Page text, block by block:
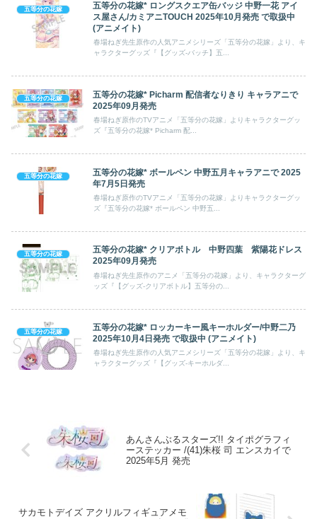
五等分の花嫁
五等分の花嫁* ロングスクエア缶バッジ 中野一花 アイ
ス屋さん/カミアニTOUCH 2025年10月発売 で取扱中
(アニメイト)
春場ねぎ先生原作の人気アニメシリーズ「五等分の花嫁」より、キ
ャラクターグッズ『【グッズ-バッチ】五...
五等分の花嫁
五等分の花嫁* Picharm 配信者なりきり キャラアニで
2025年09月発売
春場ねぎ原作のTVアニメ「五等分の花嫁」よりキャラクターグッ
ズ『五等分の花嫁* Picharm 配...
五等分の花嫁
五等分の花嫁* ボールペン 中野五月キャラアニで 2025
年7月5日発売
春場ねぎ原作のTVアニメ「五等分の花嫁」よりキャラクターグッ
ズ『五等分の花嫁* ボールペン 中野五...
五等分の花嫁
五等分の花嫁* クリアボトル 中野四葉 紫陽花ドレス
2025年09月発売
春場ねぎ先生原作のアニメ「五等分の花嫁」より、キャラクターグ
ッズ『【グッズ-クリアボトル】五等分の...
五等分の花嫁
五等分の花嫁* ロッカーキー風キーホルダー/中野二乃
2025年10月4日発売 で取扱中 (アニメイト)
春場ねぎ先生原作の人気アニメシリーズ「五等分の花嫁」より、キ
ャラクターグッズ『【グッズ-キーホルダ...
あんさんぶるスターズ!! タイポグラフィ
ーステッカー /(41)朱桜 司 エンスカイで
2025年5月 発売
サカモトデイズ アクリルフィギュアメモ